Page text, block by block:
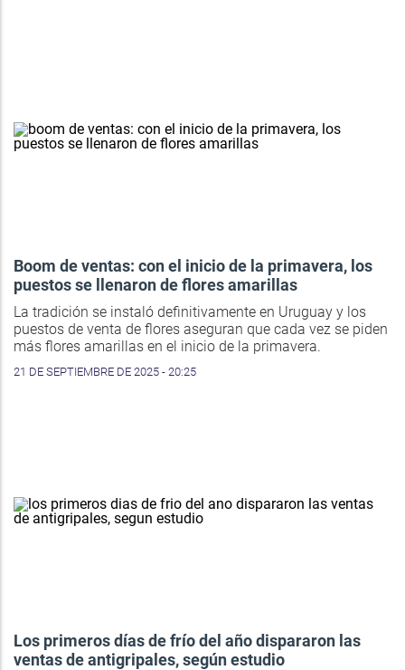
Boom de ventas: con el inicio de la primavera, los
puestos se llenaron de flores amarillas
La tradición se instaló definitivamente en Uruguay y los
puestos de venta de flores aseguran que cada vez se piden
más flores amarillas en el inicio de la primavera.
21 DE SEPTIEMBRE DE 2025 - 20:25
Los primeros días de frío del año dispararon las
ventas de antigripales, según estudio